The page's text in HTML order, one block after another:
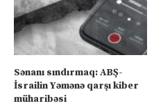
Sənanı sındırmaq: ABŞ-
İsrailin Yəmənə qarşı kiber
müharibəsi